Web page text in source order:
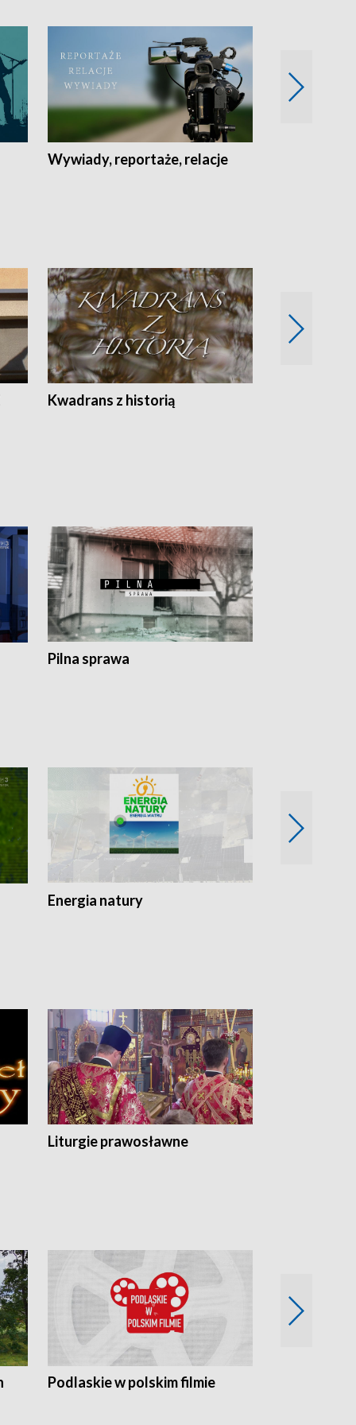
Wywiady, reportaże, relacje
Kwadrans z historią
Pilna sprawa
Energia natury
Liturgie prawosławne
Podlaskie w polskim filmie